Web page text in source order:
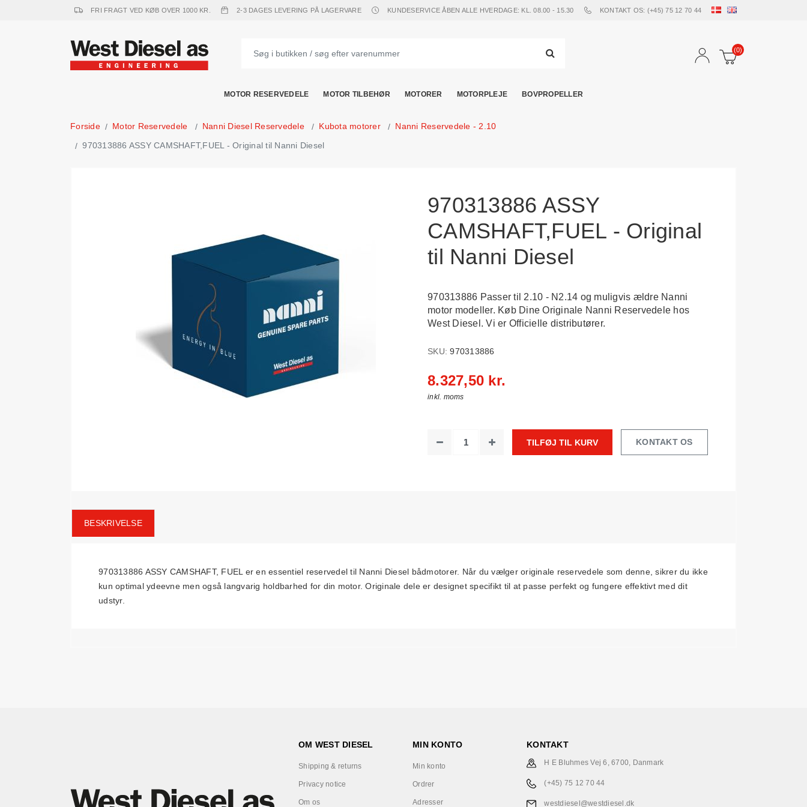
FRI FRAGT VED KØB OVER 1000 KR. 2-3 DAGES LEVERING PÅ LAGERVARE KUNDESERVICE ÅBEN ALLE HVERDAGE: KL. 08.00 - 15.30 KONTAKT OS: (+45) 75 12 70 44
(0)
MOTOR RESERVEDELE MOTOR TILBEHØR MOTORER MOTORPLEJE BOVPROPELLER
Forside Motor Reservedele Nanni Diesel Reservedele Kubota motorer
Nanni Reservedele - 2.10
970313886 ASSY CAMSHAFT,FUEL - Original til Nanni Diesel
970313886 ASSY
CAMSHAFT,FUEL - Original
til Nanni Diesel
970313886 Passer til 2.10 - N2.14 og muligvis ældre Nanni
motor modeller. Køb Dine Originale Nanni Reservedele hos
West Diesel. Vi er Officielle distributører.
SKU: 970313886
8.327,50 kr.
inkl. moms
TILFØJ TIL KURV KONTAKT OS
BESKRIVELSE
970313886 ASSY CAMSHAFT, FUEL er en essentiel reservedel til Nanni Diesel bådmotorer. Når du vælger originale reservedele som denne, sikrer du ikke
kun optimal ydeevne men også langvarig holdbarhed for din motor. Originale dele er designet specifikt til at passe perfekt og fungere effektivt med dit
udstyr.
OM WEST DIESEL
Shipping & returns
Privacy notice
Om os
MIN KONTO
Min konto
Ordrer
Adresser
KONTAKT
H E Bluhmes Vej 6, 6700, Danmark
(+45) 75 12 70 44
westdiesel@westdiesel.dk